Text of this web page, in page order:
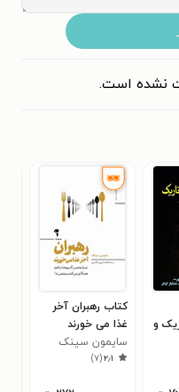
نشده است.
و
کتاب رهبران آخر
غذا می خورند
سایمون سینک
۲٫۱(۷)